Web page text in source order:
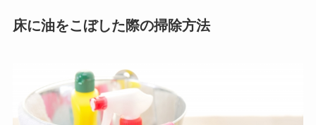
床に油をこぼした際の掃除方法